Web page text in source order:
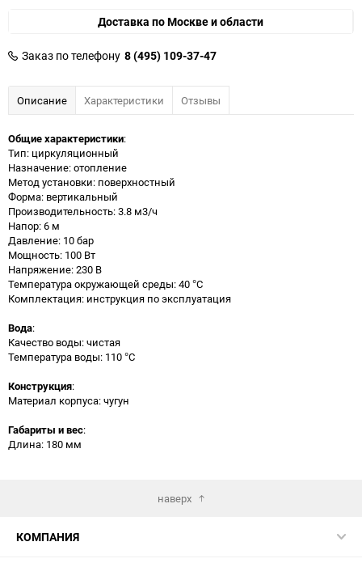
Доставка по Москве и области
Заказ по телефону 8 (495) 109-37-47
Описание Характеристики Отзывы
Общие характеристики:
Тип: циркуляционный
Назначение: отопление
Метод установки: поверхностный
Форма: вертикальный
Производительность: 3.8 м3/ч
Напор: 6 м
Давление: 10 бар
Мощность: 100 Вт
Напряжение: 230 В
Температура окружающей среды: 40 °C
Комплектация: инструкция по эксплуатация
Вода:
Качество воды: чистая
Температура воды: 110 °C
Конструкция:
Материал корпуса: чугун
Габариты и вес:
Длина: 180 мм
наверх
КОМПАНИЯ